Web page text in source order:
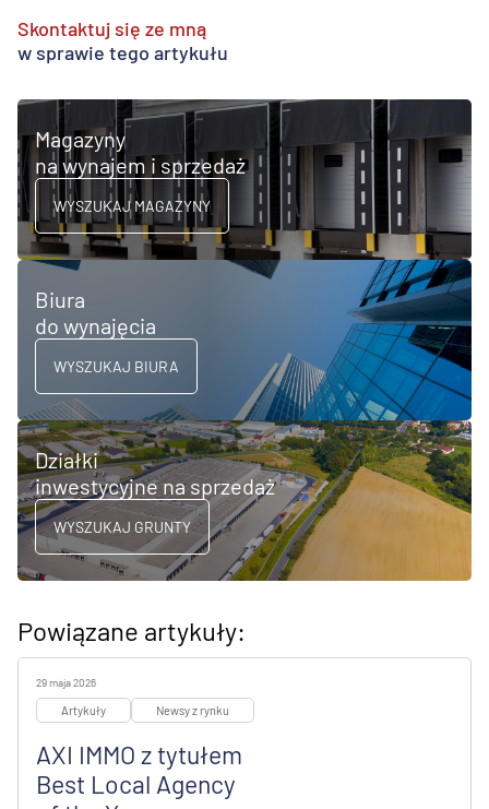
Skontaktuj się ze mną
w sprawie tego artykułu
Magazyny
na wynajem i sprzedaż
WYSZUKAJ MAGAZYNY
Biura
do wynajęcia
WYSZUKAJ BIURA
Działki
inwestycyjne na sprzedaż
WYSZUKAJ GRUNTY
Powiązane artykuły:
29 maja 2026
Artykuły Newsy z rynku
AXI IMMO z tytułem
Best Local Agency